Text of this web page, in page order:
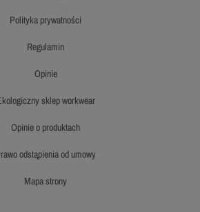
polityka prywatności
regulamin
opinie
ekologiczny sklep workwear
opinie o produktach
prawo odstąpienia od umowy
mapa strony